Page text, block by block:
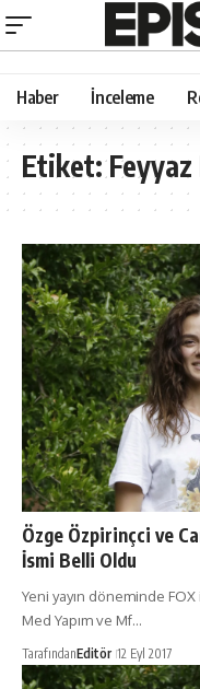
Haber İnceleme
Etiket:Feyyaz
Özge Özpirinçci ve
İsmi Belli Oldu
Yeni yayın döneminde FOX
Med Yapım ve Mf…
TarafındanEditör 12 Eyl 2017